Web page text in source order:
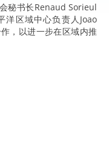
秘书长Renaud Sorieul
洋区域中心负责人Joao
，以进一步在区域内推